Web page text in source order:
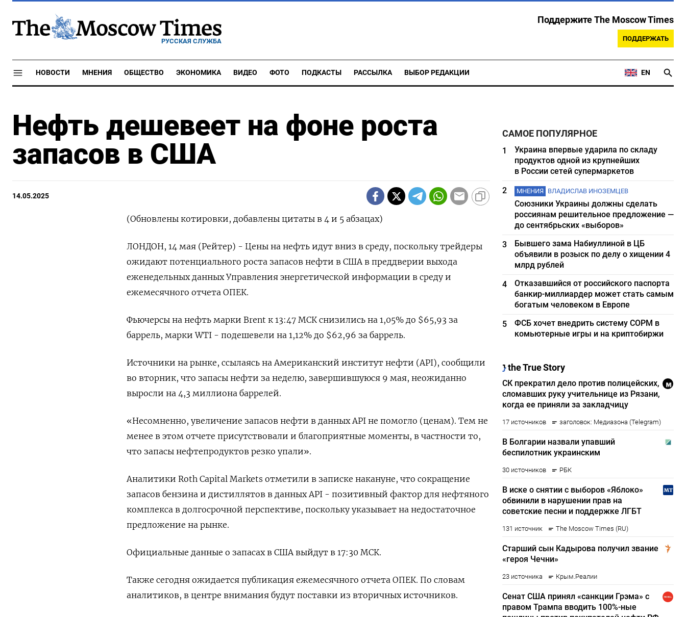
РУССКАЯ СЛУЖБА
Поддержите The Moscow Times
ПОДДЕРЖАТЬ
НОВОСТИ МНЕНИЯ ОБЩЕСТВО ЭКОНОМИКА ВИДЕО ФОТО ПОДКАСТЫ РАССЫЛКА ВЫБОР РЕДАКЦИИ EN
Нефть дешевеет на фоне роста
запасов в США
14.05.2025
(Обновлены котировки, добавлены цитаты в 4 и 5 абзацах)
ЛОНДОН, 14 мая (Рейтер) - Цены на нефть идут вниз в среду, поскольку трейдеры
ожидают потенциального роста запасов нефти в США в преддверии выхода
еженедельных данных Управления энергетической информации в среду и
ежемесячного отчета ОПЕК.
Фьючерсы на нефть марки Brent к 13:47 МСК снизились на 1,05% до $65,93 за
баррель, марки WTI - подешевели на 1,12% до $62,96 за баррель.
Источники на рынке, ссылаясь на Американский институт нефти (API), сообщили
во вторник, что запасы нефти за неделю, завершившуюся 9 мая, неожиданно
выросли на 4,3 миллиона баррелей.
«Несомненно, увеличение запасов нефти в данных API не помогло (ценам). Тем не
менее в этом отчете присутствовали и благоприятные моменты, в частности то,
что запасы нефтепродуктов резко упали».
Аналитики Roth Capital Markets отметили в записке накануне, что сокращение
запасов бензина и дистиллятов в данных API - позитивный фактор для нефтяного
комплекса в долгосрочной перспективе, поскольку указывает на недостаточное
предложение на рынке.
Официальные данные о запасах в США выйдут в 17:30 МСК.
Также сегодня ожидается публикация ежемесячного отчета ОПЕК. По словам
аналитиков, в центре внимания будут поставки из вторичных источников.
САМОЕ ПОПУЛЯРНОЕ
1
Украина впервые ударила по складу
продуктов одной из крупнейших
в России сетей супермаркетов
2
МНЕНИЯ ВЛАДИСЛАВ ИНОЗЕМЦЕВ
Союзники Украины должны сделать
россиянам решительное предложение —
до сентябрьских «выборов»
3
Бывшего зама Набиуллиной в ЦБ
объявили в розыск по делу о хищении 4
млрд рублей
4
Отказавшийся от российского паспорта
банкир-миллиардер может стать самым
богатым человеком в Европе
5
ФСБ хочет внедрить систему СОРМ в
комьютерные игры и на криптобиржи